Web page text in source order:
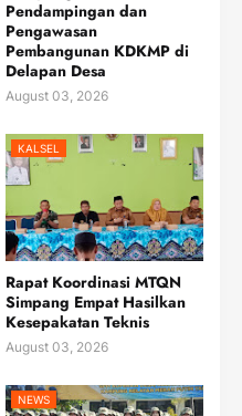
Pendampingan dan
Pengawasan
Pembangunan KDKMP di
Delapan Desa
August 03, 2026
KALSEL
Rapat Koordinasi MTQN
Simpang Empat Hasilkan
Kesepakatan Teknis
August 03, 2026
NEWS